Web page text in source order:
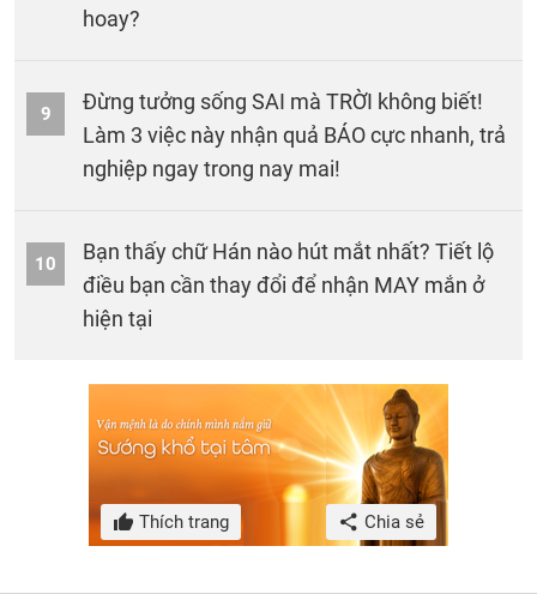
hoay?
9
Đừng tưởng sống SAI mà TRỜI không biết!
Làm 3 việc này nhận quả BÁO cực nhanh, trả
nghiệp ngay trong nay mai!
10
Bạn thấy chữ Hán nào hút mắt nhất? Tiết lộ
điều bạn cần thay đổi để nhận MAY mắn ở
hiện tại
Thích trang Chia sẻ